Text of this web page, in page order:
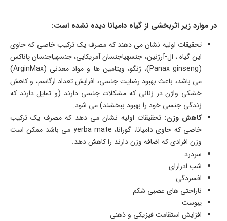
در موارد زیر اثربخشی از گیاه دامیانا دیده نشده است:
تحقیقات اولیه نشان می دهند که مصرف یک ترکیب خاصی که حاوی
این گیاه ، ال-آرژنین، جنسهیاجنسان آمریکایی، جنسهیاجنسان پاناکس
(Panax ginseng)، ژنگو، ویتامین ها و مواد معدنی (ArginMax)
می باشد، باعث بهبود رضایت جنسی، افزایش تعداد ارگاسم، و کاهش
خشکی واژن در زنانی که مشکلات جنسی دارند (و تمایل دارند که
زندگی جنسی خود را بهبود ببخشند) می شود.
کاهش وزن: تحقیقات اولیه نشان می دهد که مصرف یک ترکیب
خاصی که حاوی دامیانا، گورانا، yerba mate می باشد ممکن است
وزن افرادی که اضافه وزن دارند را کاهش دهد.
سردرد
شب ادرارای
افسردگی
ناراحتی های عصبی شکم
یبوست
افزایش استقامت فیزیکی و ذهنی